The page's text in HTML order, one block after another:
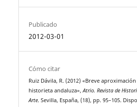
Publicado
2012-03-01
Cómo citar
Ruiz Dávila, R. (2012) «Breve aproximación
historieta andaluza»,Atrio. Revista de
Arte. Sevilla, España, (18), pp. 95–105.